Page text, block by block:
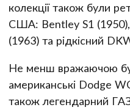
колекції також були
США: Bentley S1
(1963) та рідкісний
Не менш вражаючою
американські Dodge
також легендарний